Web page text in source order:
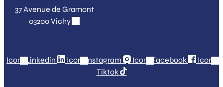
37 Avenue de Gramont
03200 Vichy
Icon-Linkedin Icon-Instagram Icon-Facebook
Icon-
Tiktok